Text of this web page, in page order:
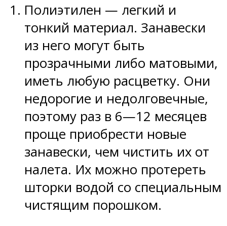
Полиэтилен — легкий и
тонкий материал. Занавески
из него могут быть
прозрачными либо матовыми,
иметь любую расцветку. Они
недорогие и недолговечные,
поэтому раз в 6—12 месяцев
проще приобрести новые
занавески, чем чистить их от
налета. Их можно протереть
шторки водой со специальным
чистящим порошком.